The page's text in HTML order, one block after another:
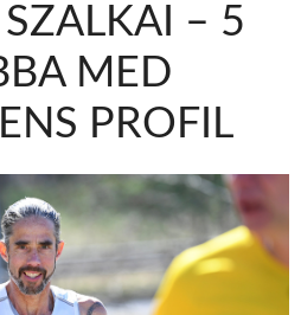
– 5
MED
PROFIL